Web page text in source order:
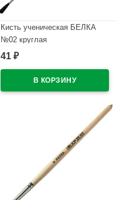
Кисть ученическая БЕЛКА
№02 круглая
В наличии
41 ₽